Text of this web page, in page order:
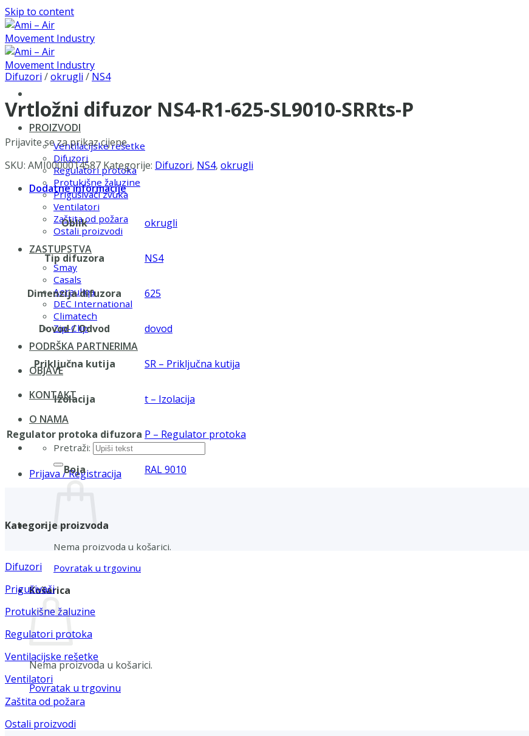
Skip to content
PROIZVODI
Ventilacijske rešetke
Difuzori
Regulatori protoka
Protukišne žaluzine
Prigušivači zvuka
Ventilatori
Zaštita od požara
Ostali proizvodi
ZASTUPSTVA
Smay
Casals
Aerauliqa
DEC International
Climatech
Zip-Clip
PODRŠKA PARTNERIMA
OBJAVE
KONTAKT
O NAMA
Pretraži:
Prijava / Registracija
Nema proizvoda u košarici.
Povratak u trgovinu
Košarica
Nema proizvoda u košarici.
Povratak u trgovinu
Difuzori /okrugli / NS4
Vrtložni difuzor NS4-R1-625-SL9010-SRRts-P
Prijavite se za prikaz cijene
SKU: AMI0000014587 Kategorije: Difuzori, NS4, okrugli
Dodatne informacije
Oblik okrugli
Tip difuzora NS4
Dimenzija difuzora 625
Dovod / Odvod dovod
Priključna kutija SR – Priključna kutija
Izolacija t – Izolacija
Regulator protoka difuzora P – Regulator protoka
Boja RAL 9010
Kategorije proizvoda
Difuzori
Prigušivači
Protukišne žaluzine
Regulatori protoka
Ventilacijske rešetke
Ventilatori
Zaštita od požara
Ostali proizvodi